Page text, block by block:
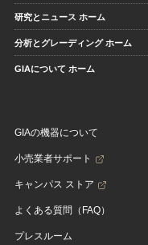
研究とニュース ホーム
分析とグレーディング ホーム
GIAについて ホーム
GIAの機器について
小売業者サポート
キャンパス ストア
よくある質問（FAQ）
プレスルーム